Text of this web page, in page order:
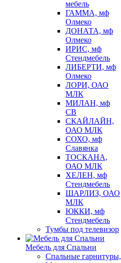
мебель
ГАММА, мф
Олмеко
ДОНАТА, мф
Олмеко
ИРИС, мф
Стендмебель
ЛИБЕРТИ, мф
Олмеко
ЛОРИ, ОАО
МЛК
МИЛАН, мф
СВ
СКАЙЛАЙН,
ОАО МЛК
СОХО, мф
Славянка
ТОСКАНА,
ОАО МЛК
ХЕЛЕН, мф
Стендмебель
ШАРЛИЗ, ОАО
МЛК
ЮККИ, мф
Стендмебель
Тумбы под телевизор
Мебель для Спальни
Спальные гарнитуры,